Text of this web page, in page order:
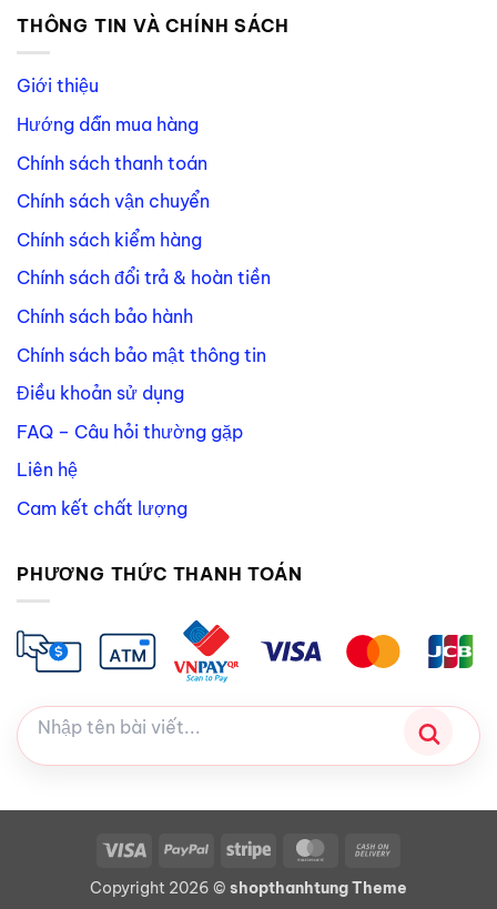
THÔNG TIN VÀ CHÍNH SÁCH
Giới thiệu
Hướng dẫn mua hàng
Chính sách thanh toán
Chính sách vận chuyển
Chính sách kiểm hàng
Chính sách đổi trả & hoàn tiền
Chính sách bảo hành
Chính sách bảo mật thông tin
Điều khoản sử dụng
FAQ – Câu hỏi thường gặp
Liên hệ
Cam kết chất lượng
PHƯƠNG THỨC THANH TOÁN
Visa PayPal Stripe MasterCard
Delivery
Copyright 2026 © shopthanhtung Theme